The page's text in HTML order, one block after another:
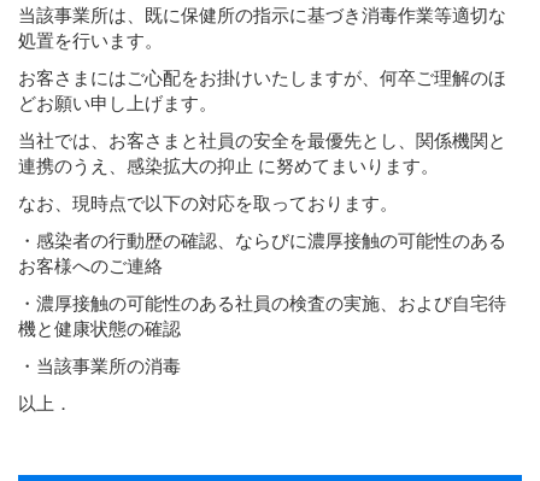
当該事業所は、既に保健所の指示に基づき消毒作業等適切な
処置を行います。
お客さまにはご心配をお掛けいたしますが、何卒ご理解のほ
どお願い申し上げます。
当社では、お客さまと社員の安全を最優先とし、関係機関と
連携のうえ、感染拡大の抑止 に努めてまいります。
なお、現時点で以下の対応を取っております。
・感染者の行動歴の確認、ならびに濃厚接触の可能性のある
お客様へのご連絡
・濃厚接触の可能性のある社員の検査の実施、および自宅待
機と健康状態の確認
・当該事業所の消毒
以上．